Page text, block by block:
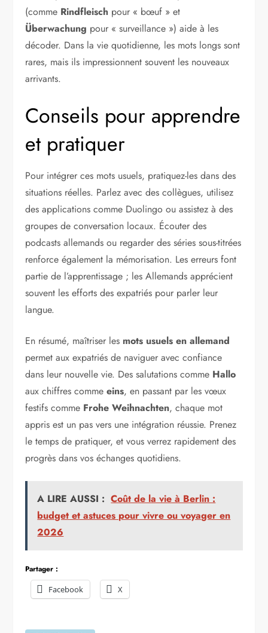
(comme Rindfleisch pour « bœuf » et
Überwachung pour « surveillance ») aide à les
décoder. Dans la vie quotidienne, les mots longs sont
rares, mais ils impressionnent souvent les nouveaux
arrivants.
Conseils pour apprendre
et pratiquer
Pour intégrer ces mots usuels, pratiquez-les dans des
situations réelles. Parlez avec des collègues, utilisez
des applications comme Duolingo ou assistez à des
groupes de conversation locaux. Écouter des
podcasts allemands ou regarder des séries sous-titrées
renforce également la mémorisation. Les erreurs font
partie de l’apprentissage ; les Allemands apprécient
souvent les efforts des expatriés pour parler leur
langue.
En résumé, maîtriser les mots usuels en allemand
permet aux expatriés de naviguer avec confiance
dans leur nouvelle vie. Des salutations comme Hallo
aux chiffres commeeins, en passant par les vœux
festifs comme Frohe Weihnachten, chaque mot
appris est un pas vers une intégration réussie. Prenez
le temps de pratiquer, et vous verrez rapidement des
progrès dans vos échanges quotidiens.
A LIRE AUSSI : Coût de la vie à Berlin :
budget et astuces pour vivre ou voyager en
2026
Partager :
Facebook
X